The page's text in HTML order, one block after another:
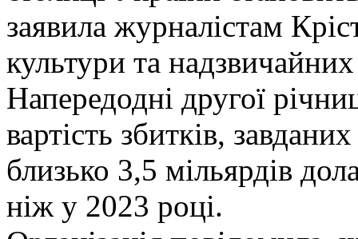
заявила журналістам
культури та
Напередодні другої
вартість збитків,
близько 3,5 мільярдів
ніж у 2023 році.